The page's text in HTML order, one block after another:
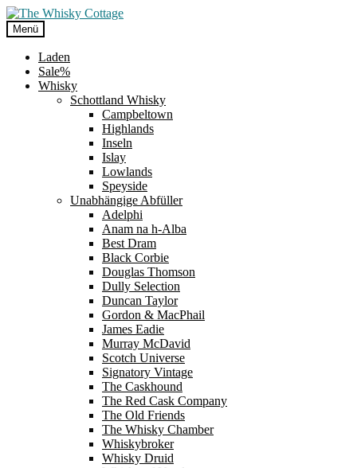
Zur
Navigation
springen
Zum
Inhalt
springen
Menü
Laden
Sale%
Whisky
Schottland Whisky
Campbeltown
Highlands
Inseln
Islay
Lowlands
Speyside
Unabhängige Abfüller
Adelphi
Anam na h-Alba
Best Dram
Black Corbie
Douglas Thomson
Dully Selection
Duncan Taylor
Gordon & MacPhail
James Eadie
Murray McDavid
Scotch Universe
Signatory Vintage
The Caskhound
The Red Cask Company
The Old Friends
The Whisky Chamber
Whiskybroker
Whisky Druid